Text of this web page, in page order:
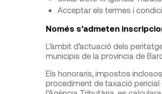
Acceptar els termes i
Només s’admeten
L’àmbit d’actuació dels
municipis de la provincia de
Els honoraris, impostos
procediment de taxació